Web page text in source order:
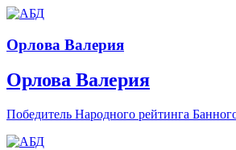
Орлова Валерия
Орлова Валерия
Победитель Народного рейтинга